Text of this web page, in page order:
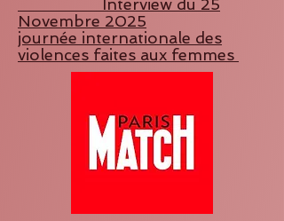
Interview du 25
Novembre 2025
journée internationale des
violences faites aux femmes